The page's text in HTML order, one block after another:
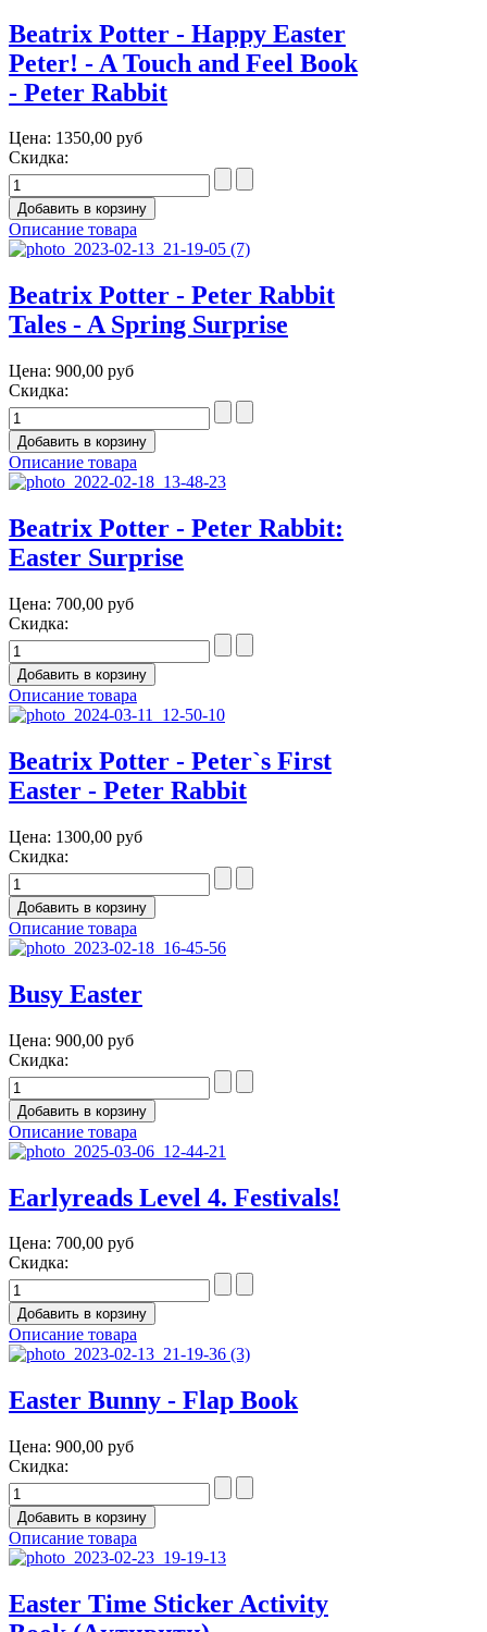
Beatrix Potter - Happy Easter
Peter! - A Touch and Feel Book
- Peter Rabbit
Цена: 1350,00 руб
Скидка:
Описание товара
Beatrix Potter - Peter Rabbit
Tales - A Spring Surprise
Цена: 900,00 руб
Скидка:
Описание товара
Beatrix Potter - Peter Rabbit:
Easter Surprise
Цена: 700,00 руб
Скидка:
Описание товара
Beatrix Potter - Peter`s First
Easter - Peter Rabbit
Цена: 1300,00 руб
Скидка:
Описание товара
Busy Easter
Цена: 900,00 руб
Скидка:
Описание товара
Earlyreads Level 4. Festivals!
Цена: 700,00 руб
Скидка:
Описание товара
Easter Bunny - Flap Book
Цена: 900,00 руб
Скидка:
Описание товара
Easter Time Sticker Activity